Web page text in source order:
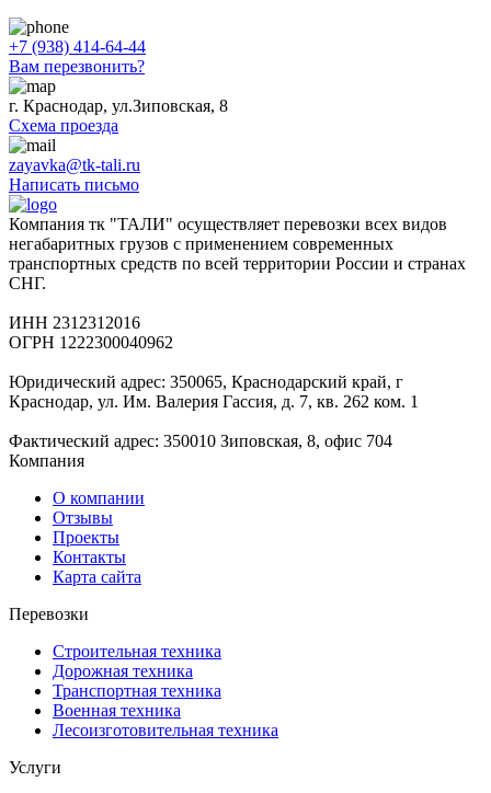
+7 (938) 414-64-44
Вам перезвонить?
г. Краснодар, ул.Зиповская, 8
Схема проезда
zayavka@tk-tali.ru
Написать письмо
Компания тк "ТАЛИ" осуществляет перевозки всех видов
негабаритных грузов с применением современных
транспортных средств по всей территории России и странах
СНГ.
ИНН 2312312016
ОГРН 1222300040962
Юридический адрес: 350065, Краснодарский край, г
Краснодар, ул. Им. Валерия Гассия, д. 7, кв. 262 ком. 1
Фактический адрес: 350010 Зиповская, 8, офис 704
Компания
О компании
Отзывы
Проекты
Контакты
Карта сайта
Перевозки
Строительная техника
Дорожная техника
Транспортная техника
Военная техника
Лесоизготовительная техника
Услуги